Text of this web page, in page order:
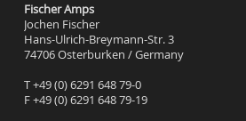
Fischer Amps
Jochen Fischer
Hans-Ulrich-Breymann-Str. 3
74706 Osterburken / Germany
T +49 (0) 6291 648 79-0
F +49 (0) 6291 648 79-19